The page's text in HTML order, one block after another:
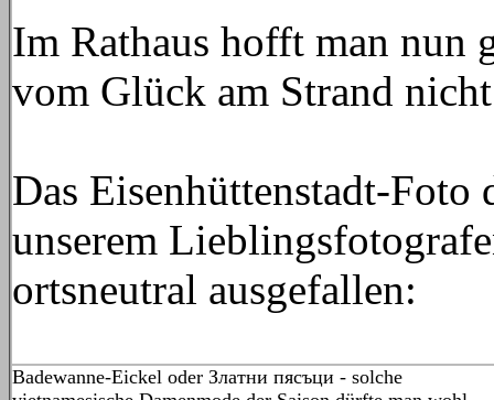
Im Rathaus hofft man nun
vom Glück am Strand
Das Eisenhüttenstadt-Foto
unserem
ortsneutral ausgefallen:
Badewanne-Eickel oder Златни пясъци - solche